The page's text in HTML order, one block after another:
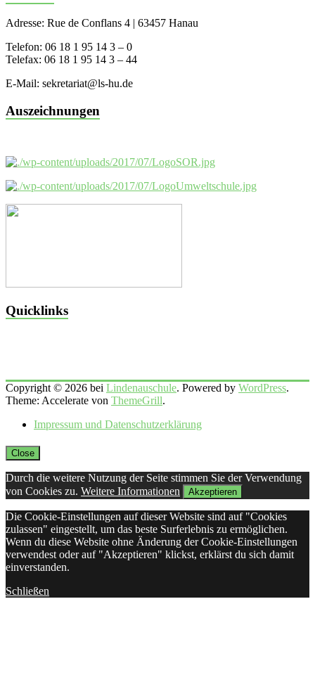
Adresse: Rue de Conflans 4 | 63457 Hanau
Telefon: 06 18 1 95 14 3 – 0
Telefax: 06 18 1 95 14 3 – 44
E-Mail: sekretariat@ls-hu.de
Auszeichnungen
Quicklinks
Copyright © 2026 bei Lindenauschule. Powered by WordPress.
Theme: Accelerate von ThemeGrill.
Impressum und Datenschutzerklärung
Close
Durch die weitere Nutzung der Seite stimmen Sie der Verwendung
von Cookies zu. Weitere Informationen Akzeptieren
Die Cookie-Einstellungen auf dieser Website sind auf "Cookies
zulassen" eingestellt, um das beste Surferlebnis zu ermöglichen.
Wenn du diese Website ohne Änderung der Cookie-Einstellungen
verwendest oder auf "Akzeptieren" klickst, erklärst du sich damit
einverstanden.
Schließen